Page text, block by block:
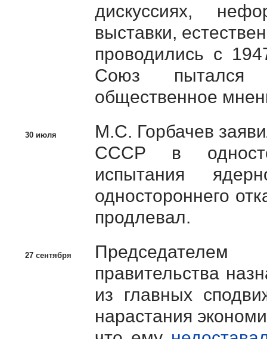
дискуссиях,
выставки,
проводились с
Союз пытался
общественное
30 июля М.С. Горбачев
СССР в
испытания
одностороннего
продлевал.
27 сентября
правительства
из главных
нарастания